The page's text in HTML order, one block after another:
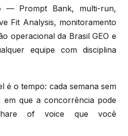
— Prompt Bank, multi-run,
Fit Analysis, monitoramento
operacional da Brasil GEO e
equipe com disciplina
é o tempo: cada semana sem
em que a concorrência pode
of voice que você